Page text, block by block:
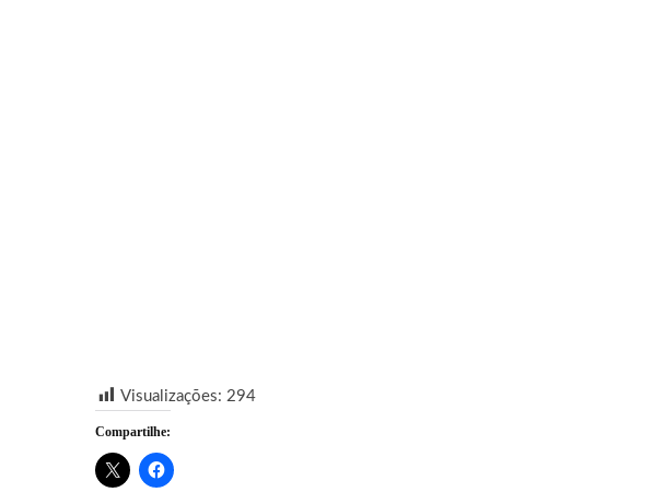
Visualizações: 294
Compartilhe: